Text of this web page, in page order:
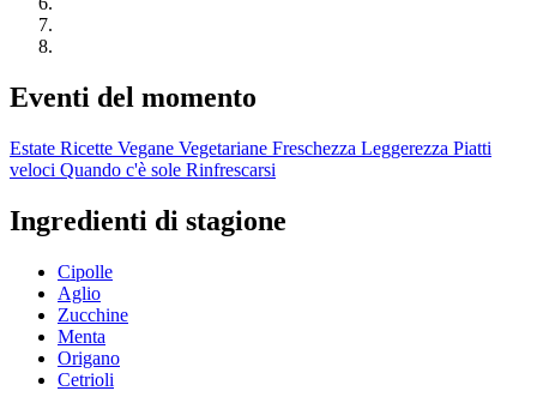
Eventi del momento
Estate Ricette Vegane Vegetariane Freschezza Leggerezza Piatti
veloci Quando c'è sole Rinfrescarsi
Ingredienti di stagione
Cipolle
Aglio
Zucchine
Menta
Origano
Cetrioli